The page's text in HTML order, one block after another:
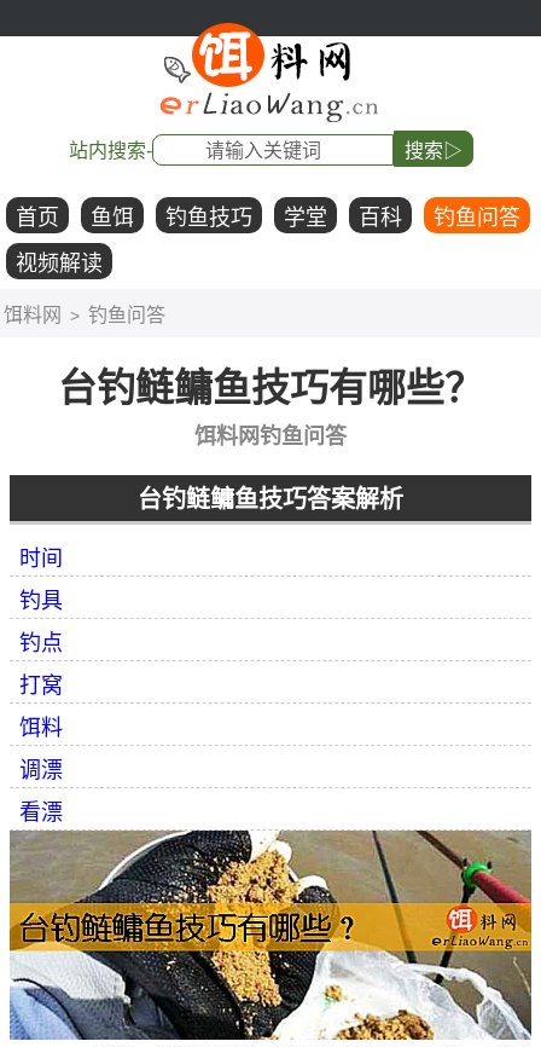
站内搜索- 搜索▷
首页 鱼饵 钓鱼技巧 学堂 百科
钓鱼问答
视频解读
饵料网 > 钓鱼问答
台钓鲢鳙鱼技巧有哪些？
饵料网钓鱼问答
台钓鲢鳙鱼技巧答案解析
时间
钓具
钓点
打窝
饵料
调漂
看漂